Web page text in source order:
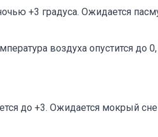
+3 градуса. Ожидается
воздуха опустится до
до +3. Ожидается мокрый